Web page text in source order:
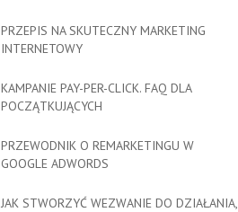
PRZEPIS NA SKUTECZNY MARKETING
INTERNETOWY
KAMPANIE PAY-PER-CLICK. FAQ DLA
POCZĄTKUJĄCYCH
PRZEWODNIK O REMARKETINGU W
GOOGLE ADWORDS
JAK STWORZYĆ WEZWANIE DO DZIAŁANIA,